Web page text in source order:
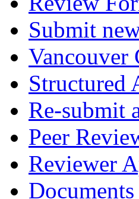
Submit
Vancouver
Structured
Re-submit
Peer
Reviewer
Documents